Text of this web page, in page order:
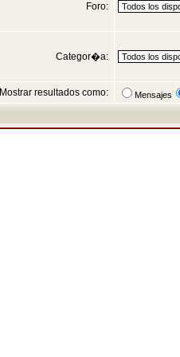
Foro:
Categor�a:
Mostrar resultados como: Mensajes